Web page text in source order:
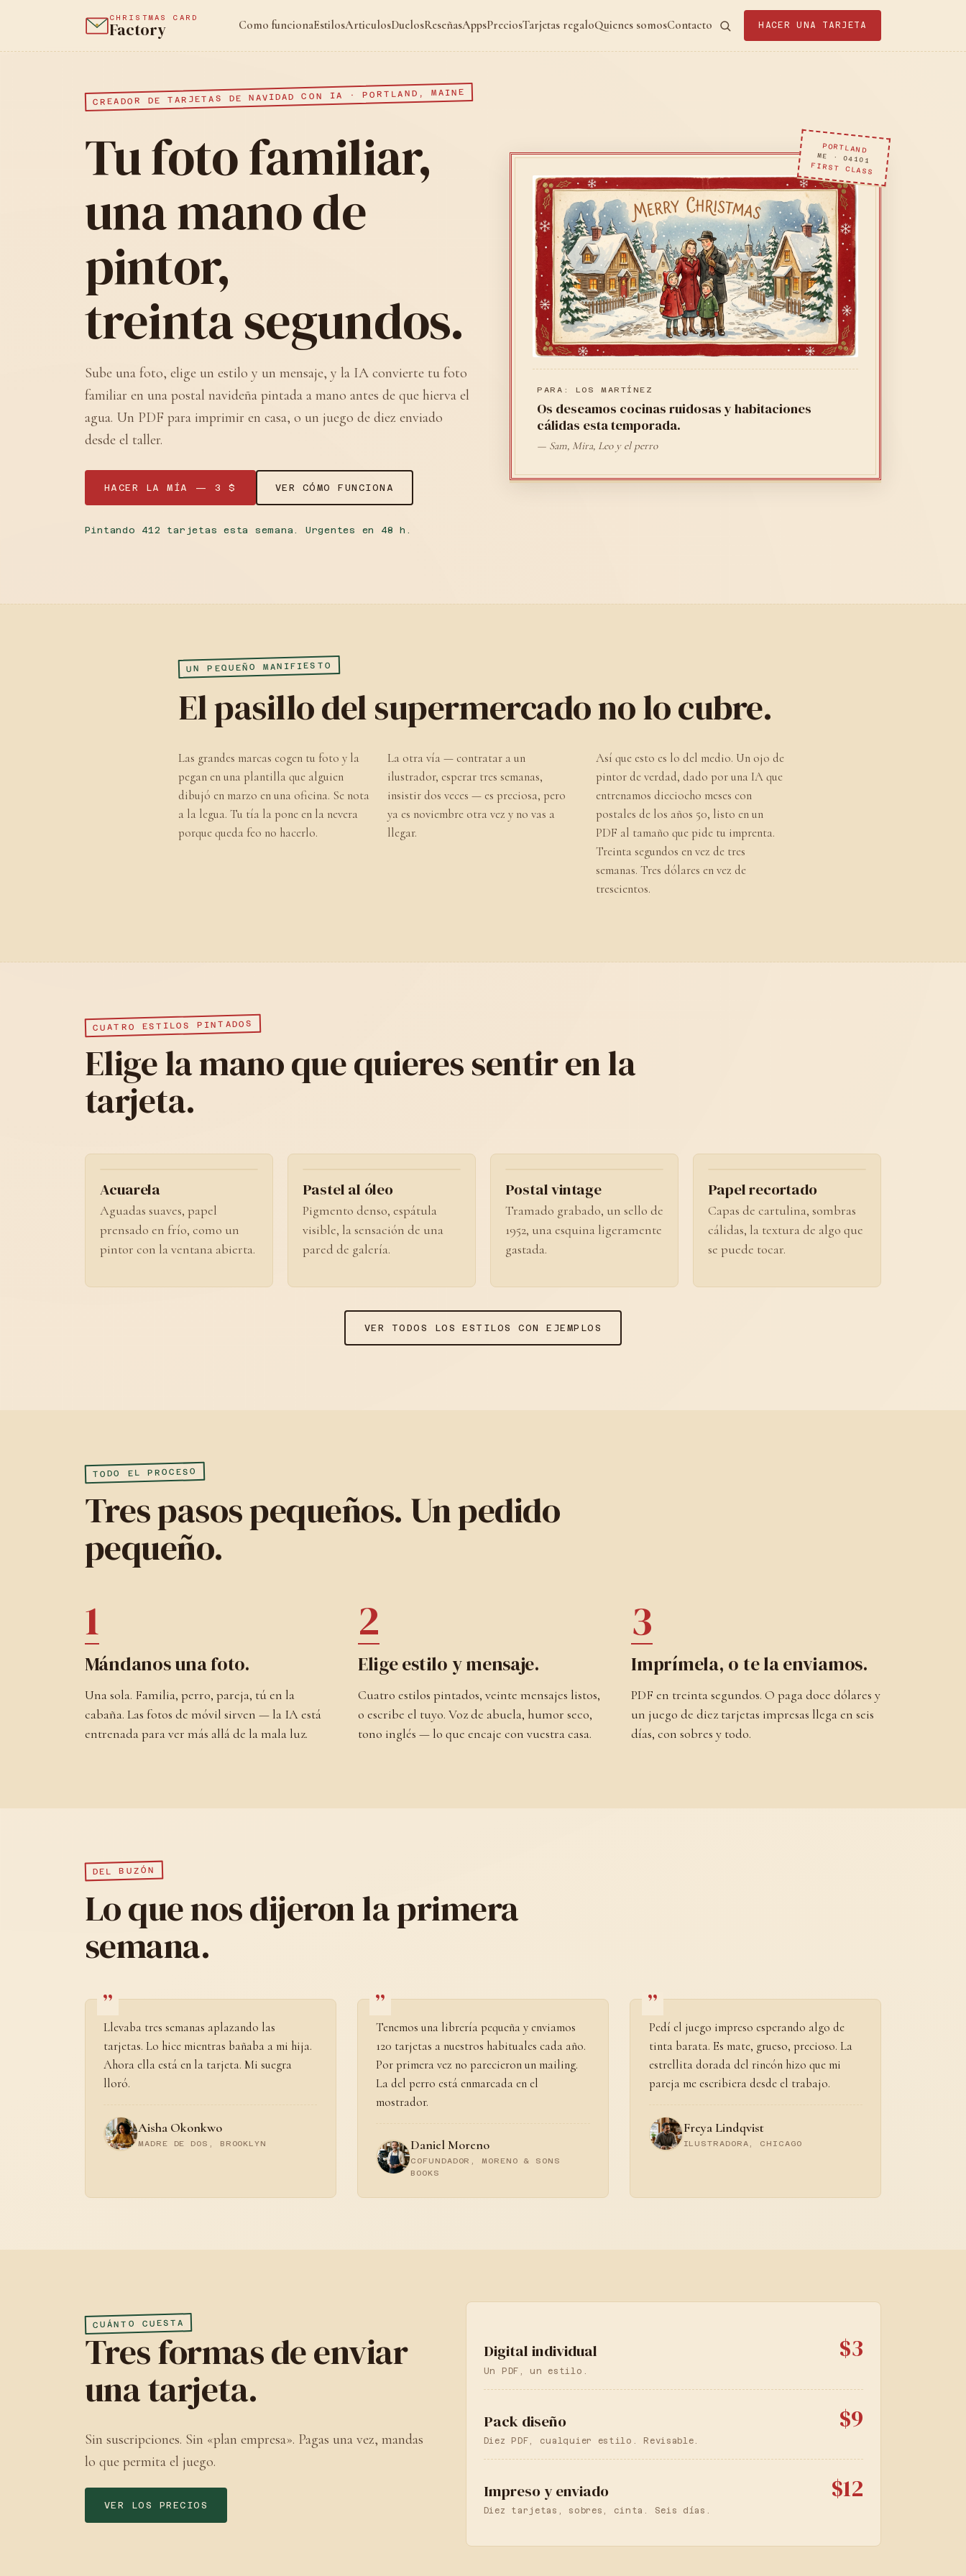
CHRISTMAS CARD
Factory Como funcionaEstilosArticulosDuelosReseñasAppsPreciosTarjetas regaloQuienes somosContacto HACER UNA TARJETA
CREADOR DE TARJETAS DE NAVIDAD CON IA · PORTLAND, MAINE
Tu foto familiar,
una mano de
pintor,
treinta segundos.
Sube una foto, elige un estilo y un mensaje, y la IA convierte tu foto
familiar en una postal navideña pintada a mano antes de que hierva el
agua. Un PDF para imprimir en casa, o un juego de diez enviado
desde el taller.
HACER LA MÍA — 3 $ VER CÓMO FUNCIONA
Pintando 412 tarjetas esta semana. Urgentes en 48 h.
PARA: LOS MARTÍNEZ
Os deseamos cocinas ruidosas y habitaciones
cálidas esta temporada.
— Sam, Mira, Leo y el perro
PORTLAND
ME · 04101
FIRST CLASS
UN PEQUEÑO MANIFIESTO
El pasillo del supermercado no lo cubre.
Las grandes marcas cogen tu foto y la
pegan en una plantilla que alguien
dibujó en marzo en una oficina. Se nota
a la legua. Tu tía la pone en la nevera
porque queda feo no hacerlo.
La otra vía — contratar a un
ilustrador, esperar tres semanas,
insistir dos veces — es preciosa, pero
ya es noviembre otra vez y no vas a
llegar.
Así que esto es lo del medio. Un ojo de
pintor de verdad, dado por una IA que
entrenamos dieciocho meses con
postales de los años 50, listo en un
PDF al tamaño que pide tu imprenta.
Treinta segundos en vez de tres
semanas. Tres dólares en vez de
trescientos.
CUATRO ESTILOS PINTADOS
Elige la mano que quieres sentir en la
tarjeta.
Acuarela
Aguadas suaves, papel
prensado en frío, como un
pintor con la ventana abierta.
Pastel al óleo
Pigmento denso, espátula
visible, la sensación de una
pared de galería.
Postal vintage
Tramado grabado, un sello de
1952, una esquina ligeramente
gastada.
Papel recortado
Capas de cartulina, sombras
cálidas, la textura de algo que
se puede tocar.
VER TODOS LOS ESTILOS CON EJEMPLOS
TODO EL PROCESO
Tres pasos pequeños. Un pedido
pequeño.
1
Mándanos una foto.
Una sola. Familia, perro, pareja, tú en la
cabaña. Las fotos de móvil sirven — la IA está
entrenada para ver más allá de la mala luz.
2
Elige estilo y mensaje.
Cuatro estilos pintados, veinte mensajes listos,
o escribe el tuyo. Voz de abuela, humor seco,
tono inglés — lo que encaje con vuestra casa.
3
Imprímela, o te la enviamos.
PDF en treinta segundos. O paga doce dólares y
un juego de diez tarjetas impresas llega en seis
días, con sobres y todo.
DEL BUZÓN
Lo que nos dijeron la primera
semana.
Llevaba tres semanas aplazando las
tarjetas. Lo hice mientras bañaba a mi hija.
Ahora ella está en la tarjeta. Mi suegra
lloró.
Aisha Okonkwo
MADRE DE DOS, BROOKLYN
Tenemos una librería pequeña y enviamos
120 tarjetas a nuestros habituales cada año.
Por primera vez no parecieron un mailing.
La del perro está enmarcada en el
mostrador.
Daniel Moreno
COFUNDADOR, MORENO & SONS
BOOKS
Pedí el juego impreso esperando algo de
tinta barata. Es mate, grueso, precioso. La
estrellita dorada del rincón hizo que mi
pareja me escribiera desde el trabajo.
Freya Lindqvist
ILUSTRADORA, CHICAGO
CUÁNTO CUESTA
Tres formas de enviar
una tarjeta.
Sin suscripciones. Sin «plan empresa». Pagas una vez, mandas
lo que permita el juego.
VER LOS PRECIOS
Digital individual
Un PDF, un estilo.
$3
Pack diseño
Diez PDF, cualquier estilo. Revisable.
$9
Impreso y enviado
Diez tarjetas, sobres, cinta. Seis días.
$12